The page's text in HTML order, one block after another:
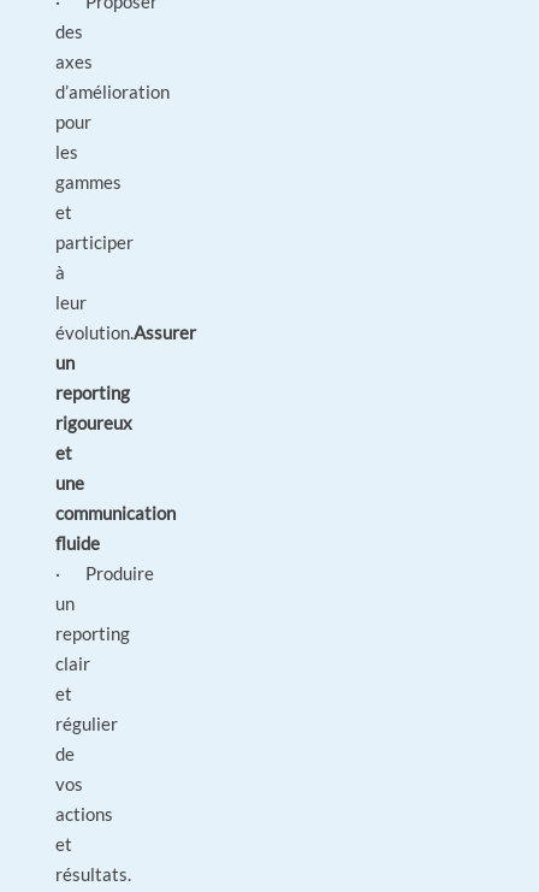
des
axes
d’amélioration
pour
les
gammes
et
participer
à
leur
évolution.Assurer
un
reporting
rigoureux
et
une
communication
fluide
· Produire
un
reporting
clair
et
régulier
de
vos
actions
et
résultats.